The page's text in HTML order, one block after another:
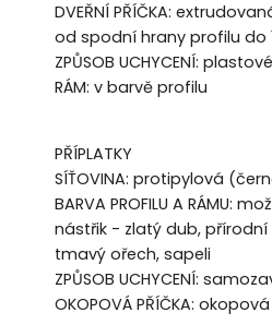
DVEŘNÍ PŘÍČKA:
od spodní hrany profilu do
ZPŮSOB UCHYCENÍ:
RÁM: v barvě profilu
PŘÍPLATKY
SÍŤOVINA: protipylová
BARVA PROFILU A RÁMU:
nástřik - zlatý dub,
tmavý ořech, sapeli
ZPŮSOB UCHYCENÍ:
OKOPOVÁ PŘÍČKA: